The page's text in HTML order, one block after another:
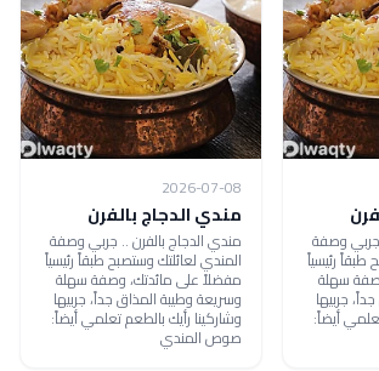
جربي وصفة
رئيسياً
سهلة
جربيها
أيضاً:
2026-07-08
مندي الدجاج بالفرن
مندي الدجاج بالفرن .. جربي وصفة
المندي لعائلتك وستصبح طبقاً رئيسياً
مفضلاً على مائدتك، وصفة سهلة
وسريعة وطيبة المذاق جداً، جربيها
وشاركينا رأيك بالطعم تعلمي أيضاً:
صوص المندي